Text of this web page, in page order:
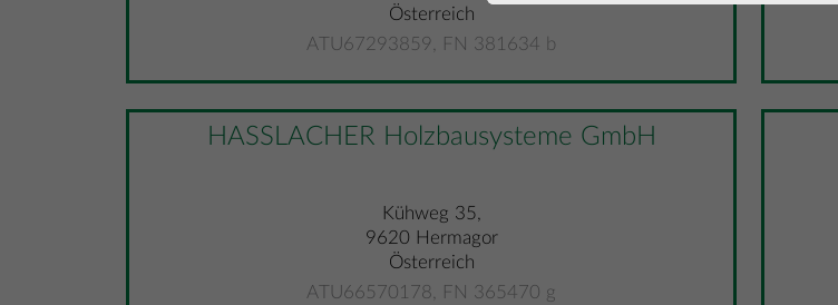
Österreich
ATU67293859, FN 381634 b
HASSLACHER Holzbausysteme GmbH
Kühweg 35,
9620 Hermagor
Österreich
ATU66570178, FN 365470 g